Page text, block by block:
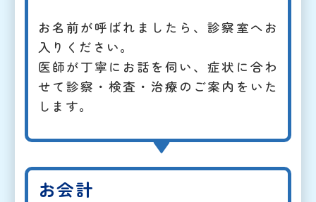
お名前が呼ばれましたら、診察室へお
入りください。
医師が丁寧にお話を伺い、症状に合わ
せて診察・検査・治療のご案内をいた
します。
お会計